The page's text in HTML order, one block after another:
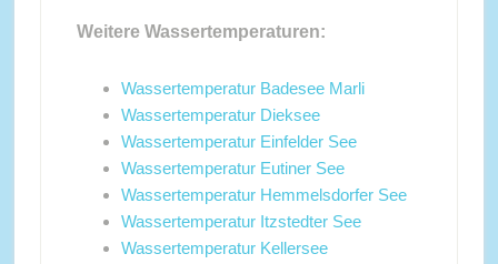
Weitere Wassertemperaturen:
Wassertemperatur Badesee Marli
Wassertemperatur Dieksee
Wassertemperatur Einfelder See
Wassertemperatur Eutiner See
Wassertemperatur Hemmelsdorfer See
Wassertemperatur Itzstedter See
Wassertemperatur Kellersee